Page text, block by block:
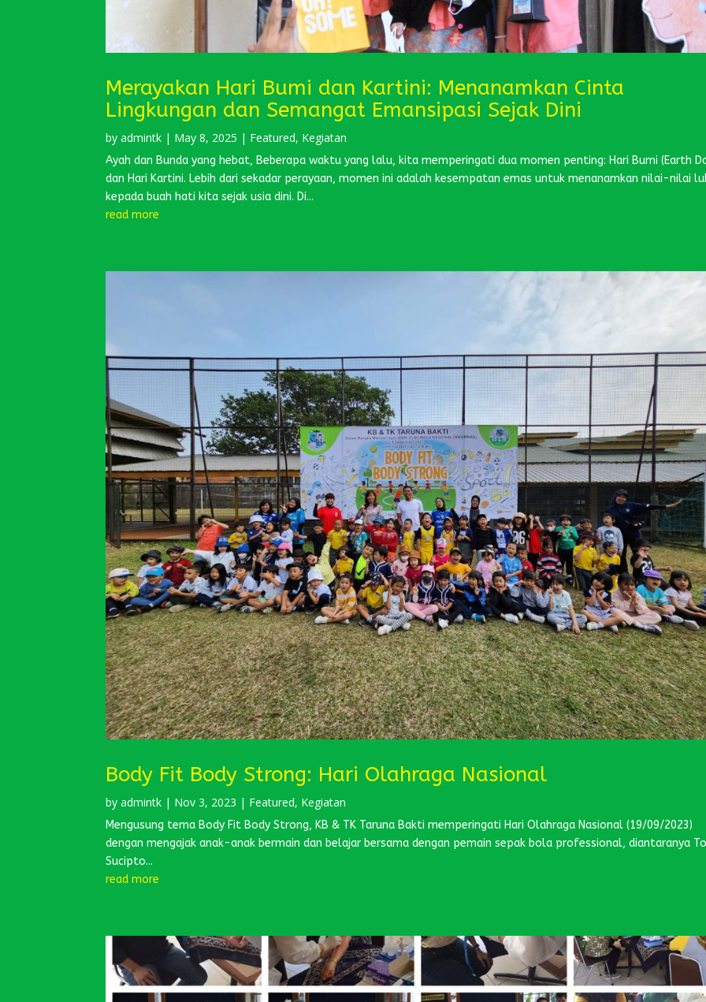
Merayakan Hari Bumi dan Kartini: Menanamkan Cinta
Lingkungan dan Semangat Emansipasi Sejak Dini
byadmintk | May 8, 2025 | Featured, Kegiatan
Ayah dan Bunda yang hebat, Beberapa waktu yang lalu, kita memperingati dua momen penting: Hari Bumi (Earth
dan Hari Kartini. Lebih dari sekadar perayaan, momen ini adalah kesempatan emas untuk menanamkan nilai-nilai
kepada buah hati kita sejak usia dini. Di...
read more
Body Fit Body Strong: Hari Olahraga Nasional
byadmintk | Nov 3, 2023 | Featured, Kegiatan
Mengusung tema Body Fit Body Strong, KB & TK Taruna Bakti memperingati Hari Olahraga Nasional (19/09/2023)
dengan mengajak anak-anak bermain dan belajar bersama dengan pemain sepak bola professional, diantaranya
Sucipto...
read more